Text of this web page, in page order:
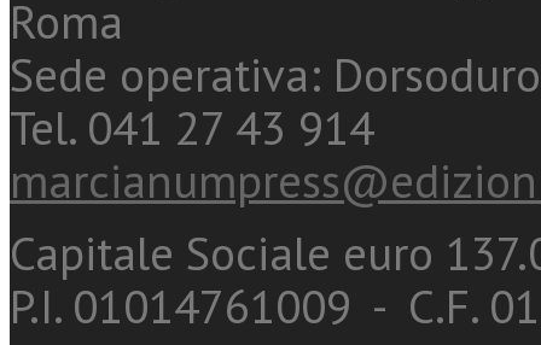
Roma
Sede operativa:
Tel. 041 27 43 914
Capitale Sociale euro
P.I. 01014761009 - C.F.